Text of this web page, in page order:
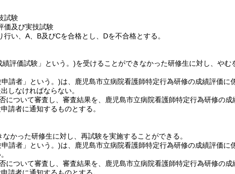
試験
価及び実技試験
い、A、B及びCを合格とし、Dを不合格とする。
績評価試験」という。)を受けることができなかった研修生に対し、やむ
請者」という。)は、鹿児島市立病院看護師特定行為研修の成績評価に
しなければならない。
について審査し、審査結果を、鹿児島市立病院看護師特定行為研修の
請者に通知するものとする。
かった研修生に対し、再試験を実施することができる。
請者」という。)は、鹿児島市立病院看護師特定行為研修の成績評価に
について審査し、審査結果を、鹿児島市立病院看護師特定行為研修の